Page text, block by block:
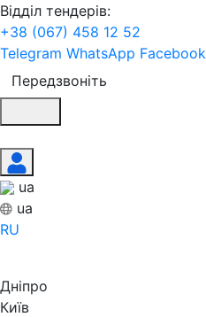
Відділ тендерів:
+38 (067) 458 12 52
Telegram WhatsApp Facebook
Передзвоніть
ua
ua
RU
Дніпро
Київ